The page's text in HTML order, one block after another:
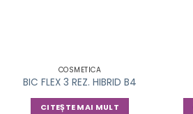
COSMETICA
BIC FLEX 3 REZ. HIBRID B4
CITEȘTE MAI MULT